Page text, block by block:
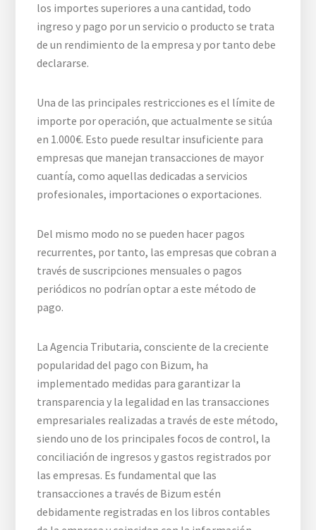
los importes superiores a una cantidad, todo
ingreso y pago por un servicio o producto se trata
de un rendimiento de la empresa y por tanto debe
declararse.
Una de las principales restricciones es el límite de
importe por operación, que actualmente se sitúa
en 1.000€. Esto puede resultar insuficiente para
empresas que manejan transacciones de mayor
cuantía, como aquellas dedicadas a servicios
profesionales, importaciones o exportaciones.
Del mismo modo no se pueden hacer pagos
recurrentes, por tanto, las empresas que cobran a
través de suscripciones mensuales o pagos
periódicos no podrían optar a este método de
pago.
La Agencia Tributaria, consciente de la creciente
popularidad del pago con Bizum, ha
implementado medidas para garantizar la
transparencia y la legalidad en las transacciones
empresariales realizadas a través de este método,
siendo uno de los principales focos de control, la
conciliación de ingresos y gastos registrados por
las empresas. Es fundamental que las
transacciones a través de Bizum estén
debidamente registradas en los libros contables